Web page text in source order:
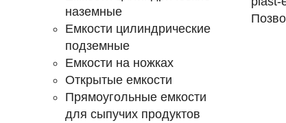
наземные
Емкости цилиндрические
подземные
Емкости на ножках
Открытые емкости
Прямоугольные емкости
для сыпучих продуктов